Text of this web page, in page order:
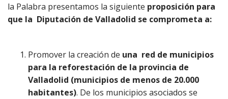
la Palabra presentamos la siguiente proposición para
que la Diputación de Valladolid se comprometa a:
Promover la creación de una red de municipios
para la reforestación de la provincia de
Valladolid (municipios de menos de 20.000
habitantes). De los municipios asociados se